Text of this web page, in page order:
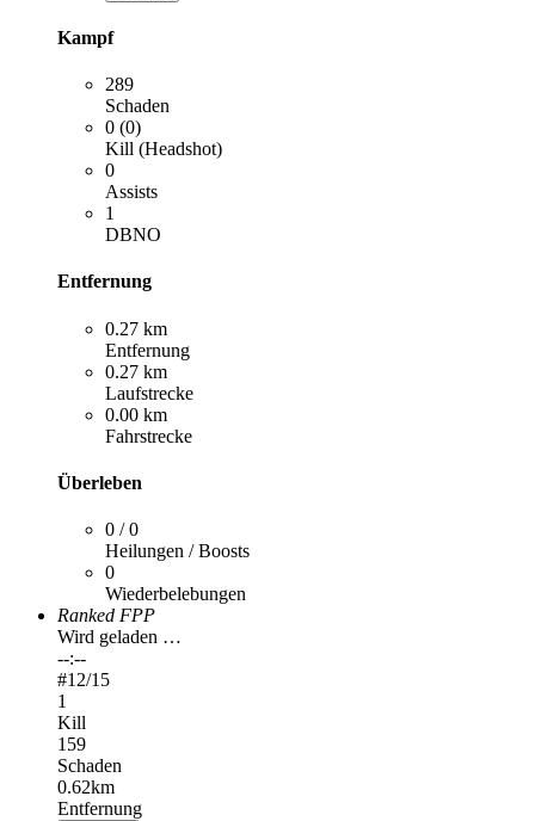
Kampf
289
Schaden
0 (0)
Kill (Headshot)
0
Assists
1
DBNO
Entfernung
0.27 km
Entfernung
0.27 km
Laufstrecke
0.00 km
Fahrstrecke
Überleben
0 / 0
Heilungen / Boosts
0
Wiederbelebungen
Ranked FPP
Wird geladen …
--:--
#12/15
1
Kill
159
Schaden
0.62km
Entfernung